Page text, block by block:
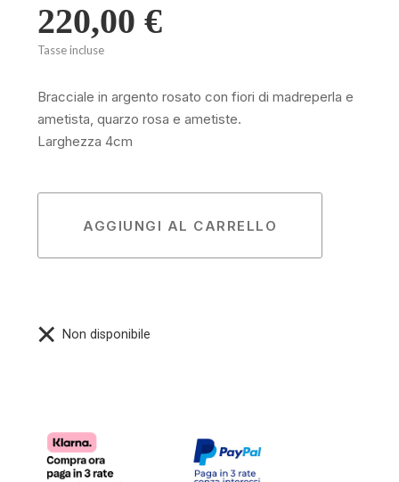
220,00 €
Tasse incluse
Bracciale in argento rosato con fiori di madreperla e
ametista, quarzo rosa e ametiste.
Larghezza 4cm
AGGIUNGI AL CARRELLO
Non disponibile